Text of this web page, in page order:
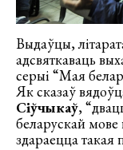
Выдаўцы,
адсвяткаваць
серыі “Мая
Як сказаў
Сіўчыкаў,
беларускай
здараецца такая